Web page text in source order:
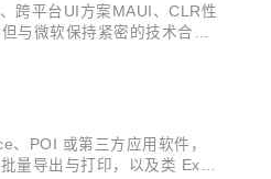
跨平台UI方案MAUI、CLR性
与微软保持紧密的技术合
POI 或第三方应用软件，
量导出与打印，以及类 Exce